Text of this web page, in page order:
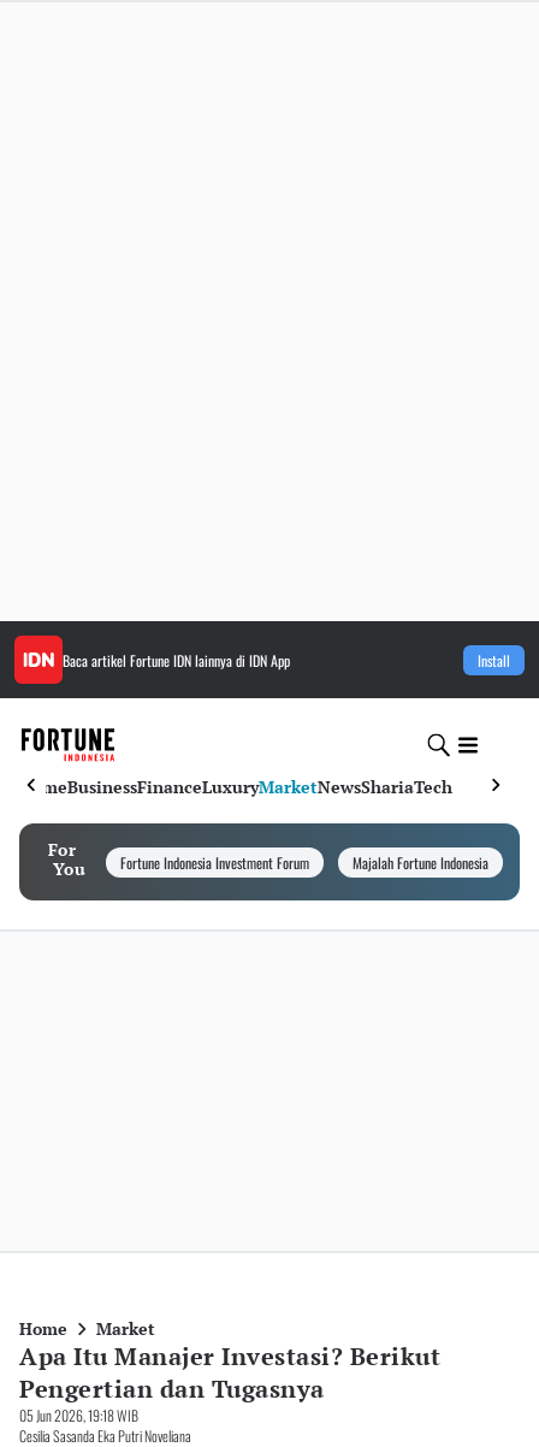
Baca artikel Fortune IDNlainnya di IDN App Install
HomeBusinessFinanceLuxuryMarketNewsShariaTech
For
You
Fortune Indonesia Investment Forum Majalah Fortune Indonesia
Home Market
Apa Itu Manajer Investasi? Berikut
Pengertian dan Tugasnya
05 Jun 2026, 19:18 WIB
Cesilia Sasanda Eka Putri Noveliana